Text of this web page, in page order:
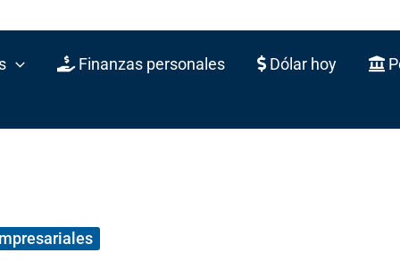
Finanzas personales Dólar hoy